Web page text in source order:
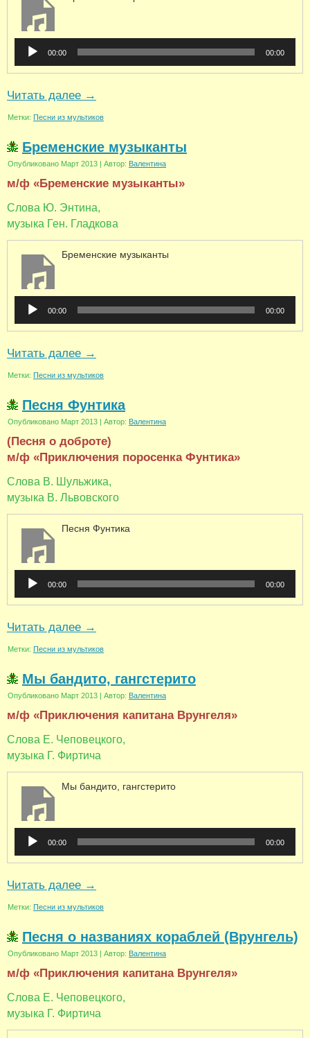
Аудиоплеер
00:00 00:00
Читать далее →
Метки: Песни из мультиков
Бременские музыканты
Опубликовано Март 2013 | Автор: Валентина
м/ф «Бременские музыканты»
Слова Ю. Энтина,
музыка Ген. Гладкова
Бременские музыканты
Аудиоплеер
00:00 00:00
Читать далее →
Метки: Песни из мультиков
Песня Фунтика
Опубликовано Март 2013 | Автор: Валентина
(Песня о доброте)
м/ф «Приключения поросенка Фунтика»
Слова В. Шульжика,
музыка В. Львовского
Песня Фунтика
Аудиоплеер
00:00 00:00
Читать далее →
Метки: Песни из мультиков
Мы бандито, гангстерито
Опубликовано Март 2013 | Автор: Валентина
м/ф «Приключения капитана Врунгеля»
Слова Е. Чеповецкого,
музыка Г. Фиртича
Мы бандито, гангстерито
Аудиоплеер
00:00 00:00
Читать далее →
Метки: Песни из мультиков
Песня о названиях кораблей (Врунгель)
Опубликовано Март 2013 | Автор: Валентина
м/ф «Приключения капитана Врунгеля»
Слова Е. Чеповецкого,
музыка Г. Фиртича